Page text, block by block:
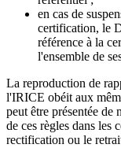
en cas de
certification, le
référence à la
l'ensemble de
La reproduction de
l'IRICE obéit aux
peut être présentée
de ces règles dans les
rectification ou le